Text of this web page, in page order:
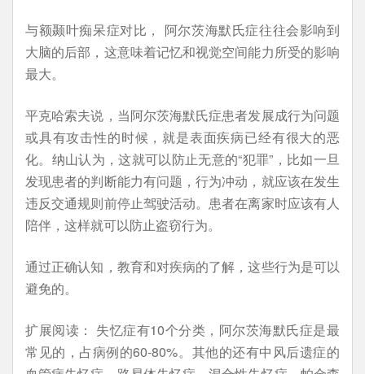
与额颞叶痴呆症对比， 阿尔茨海默氏症往往会影响到
大脑的后部，这意味着记忆和视觉空间能力所受的影响
最大。
平克哈索夫说，当阿尔茨海默氏症患者发展成行为问题
或具有攻击性的时候，就是表面疾病已经有很大的恶
化。纳山认为，这就可以防止无意的“犯罪”，比如一旦
发现患者的判断能力有问题，行为冲动，就应该在发生
违反交通规则前停止驾驶活动。患者在离家时应该有人
陪伴，这样就可以防止盗窃行为。
通过正确认知，教育和对疾病的了解，这些行为是可以
避免的。
扩展阅读： 失忆症有10个分类，阿尔茨海默氏症是最
常见的，占病例的60-80%。其他的还有中风后遗症的